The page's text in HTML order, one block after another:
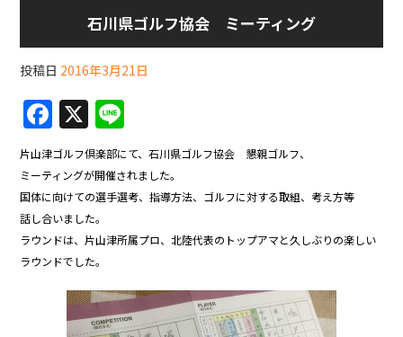
石川県ゴルフ協会 ミーティング
投稿日 2016年3月21日
F
a
c
e
b
o
o
k
X
n
e
片山津ゴルフ倶楽部にて、石川県ゴルフ協会 懇親ゴルフ、
ミーティングが開催されました。
国体に向けての選手選考、指導方法、ゴルフに対する取組、考え方等
話し合いました。
ラウンドは、片山津所属プロ、北陸代表のトップアマと久しぶりの楽しい
ラウンドでした。